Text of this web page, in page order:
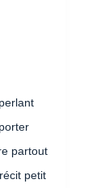
partout
petit